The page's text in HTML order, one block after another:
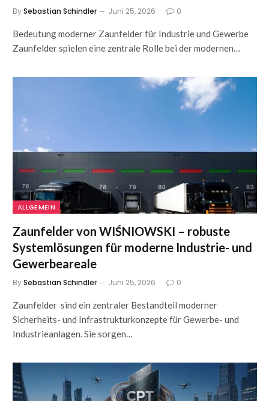
BySebastian Schindler Juni 25, 2026 0
Bedeutung moderner Zaunfelder für Industrie und Gewerbe
Zaunfelder spielen eine zentrale Rolle bei der modernen…
ALLGEMEIN
Zaunfelder von WIŚNIOWSKI – robuste
Systemlösungen für moderne Industrie- und
Gewerbeareale
BySebastian Schindler Juni 25, 2026 0
Zaunfelder sind ein zentraler Bestandteil moderner
Sicherheits- und Infrastrukturkonzepte für Gewerbe- und
Industrieanlagen. Sie sorgen…